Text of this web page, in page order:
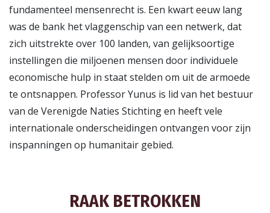
fundamenteel mensenrecht is. Een kwart eeuw lang
was de bank het vlaggenschip van een netwerk, dat
zich uitstrekte over 100 landen, van gelijksoortige
instellingen die miljoenen mensen door individuele
economische hulp in staat stelden om uit de armoede
te ontsnappen. Professor Yunus is lid van het bestuur
van de Verenigde Naties Stichting en heeft vele
internationale onderscheidingen ontvangen voor zijn
inspanningen op humanitair gebied.
RAAK BETROKKEN